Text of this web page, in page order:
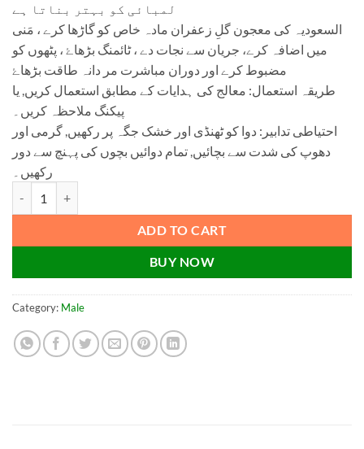
لمبائی کو بہتر بناتا ہے
السعودیہ کی معجون گلِ زعفران مادہ خاص کو گاڑھا کرے ، مَنی
میں اضافہ کرے، جریان سے نجات دے ، ٹائمنگ بڑھاۓ ، پٹھوں کو
مضبوط کرے اور دوران مباشرت مر دانہ طاقت بڑھاۓ
طریقہ استعمال: معالج کی ہدایات کے مطابق استعمال کریں, یا
پیکنگ ملاحظہ کریں۔
احتیاطی تدابیر: دوا کو ٹھنڈی اور خشک جگہ پر رکھیں, گرمی اور
دھوپ کی شدت سے بچائیں, تمام دوائیں بچوں کی پہنچ سے دور
رکھیں۔
ADD TO CART
BUY NOW
Category: Male